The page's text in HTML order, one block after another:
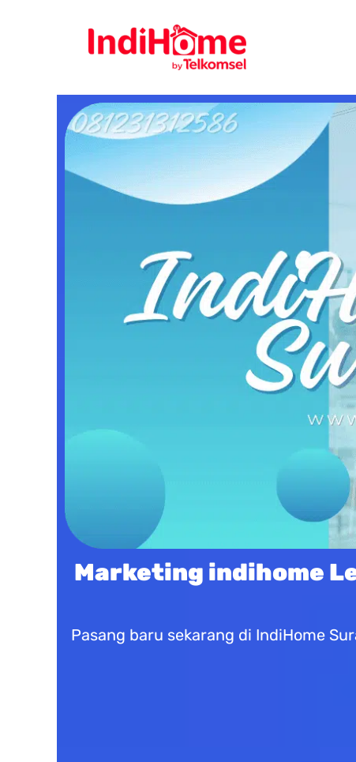
Marketing indihome
Pasang baru sekarang di IndiHome